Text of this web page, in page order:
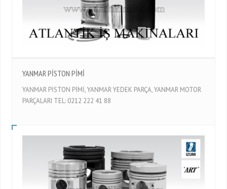
YANMAR PİSTON PİMİ
YANMAR PİSTON PİMİ, YANMAR YEDEK PARÇA, YANMAR MOTOR
PARÇALARI TEL: 0212 222 41 88